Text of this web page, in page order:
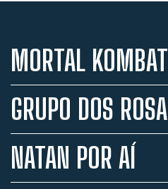
MORTAL KOMBAT
GRUPO DOS ROSA
NATAN POR AÍ